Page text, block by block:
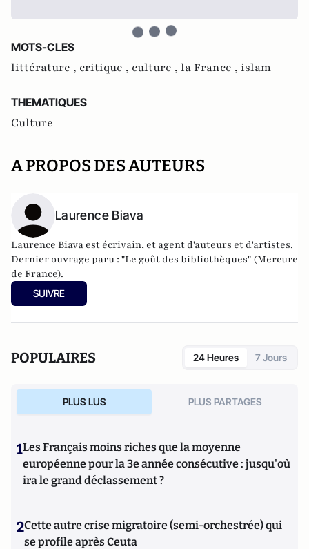
MOTS-CLES
littérature , critique , culture , la France , islam
THEMATIQUES
Culture
A PROPOS DES AUTEURS
Laurence Biava
Laurence Biava est écrivain, et agent d'auteurs et d'artistes.
Dernier ouvrage paru : "Le goût des bibliothèques" (Mercure
de France).
SUIVRE
POPULAIRES 24 Heures 7 Jours
PLUS LUS PLUS PARTAGES
1Les Français moins riches que la moyenne
européenne pour la 3e année consécutive : jusqu'où
ira le grand déclassement ?
2Cette autre crise migratoire (semi-orchestrée) qui
se profile après Ceuta